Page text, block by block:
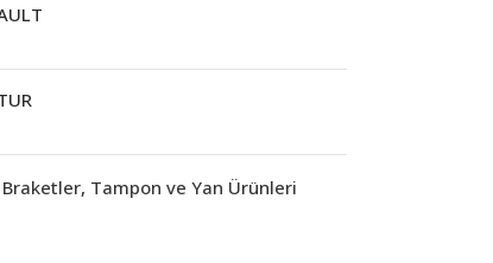
Braketler, Tampon ve Yan Ürünleri